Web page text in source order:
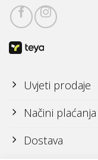
Uvjeti prodaje
Načini
Dostava